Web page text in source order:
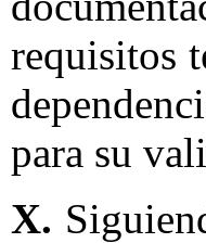
requisitos
para su
X.